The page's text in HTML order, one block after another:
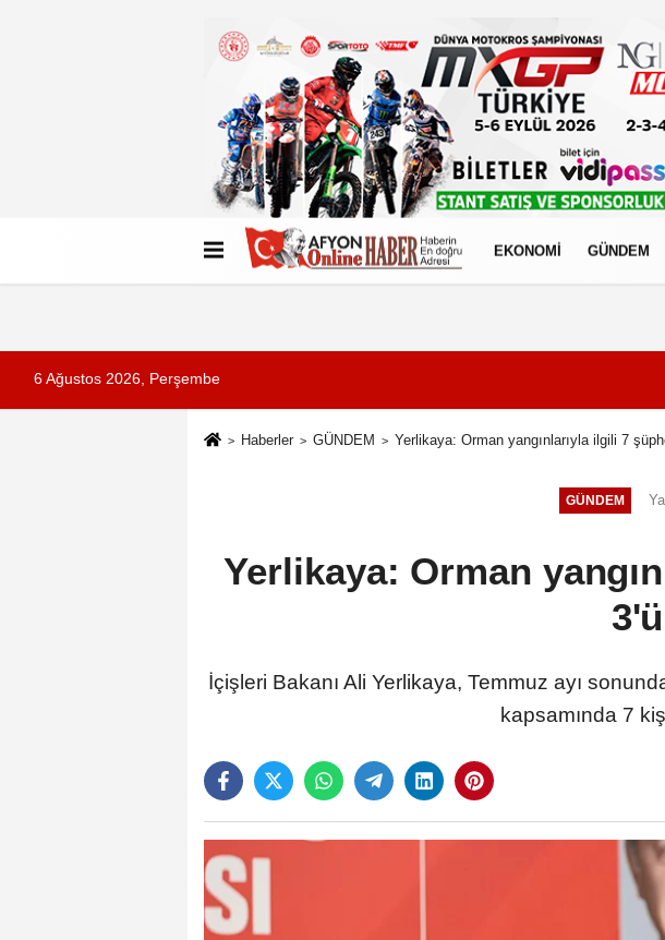
Künye İletişim Çerez Politikası
EKONOMİ GÜNDEM
6 Ağustos 2026, Perşembe
Haberler GÜNDEM Yerlikaya: Orman yangınlarıyla ilgili 7
GÜNDEM
Yerlikaya: Orman
İçişleri Bakanı Ali Yerlikaya, Temmuz ayı
kapsamında 7